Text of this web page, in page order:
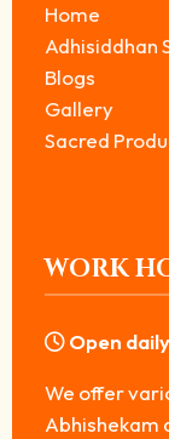
Home
Adhisiddhan
Blogs
Gallery
Sacred
WORK
Open
We offer
Abhishekam